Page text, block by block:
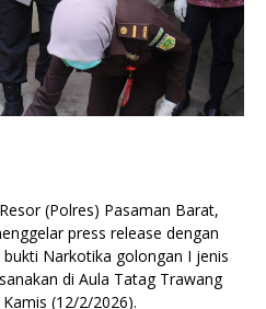
(Polres) Pasaman Barat,
press release dengan
Narkotika golongan I jenis
di Aula Tatag Trawang
(12/2/2026).